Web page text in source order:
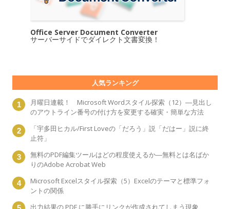
Office Server Document Converter
サーバーサイドでダイレクト文書変換！
人気ランキング
月曜日連載！ Microsoft Wordスタイル探索（12）―見出し
のアウトライン番号の付け方を変更する確実・簡単な方法
「宇多田ヒカル/First Loveの「だろう」説「だはー」説に終
止符」
無料のPDF編集ツールはどの程度使えるか―無料とは名ばか
りのAdobe Acrobat Web
Microsoft Excelスタイル探索（5）Excelのテーマと標準フォ
ントの関係
出力結果の PDF に勝手にリンクが作成されてしまう現象